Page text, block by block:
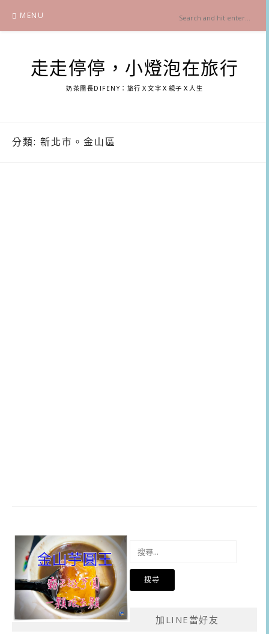
content
MENU
走走停停，小燈泡在旅行
奶茶團長DIFENY：旅行Ｘ文字Ｘ親子Ｘ人生
分類: 新北市。金山區
關
加LINE當好友